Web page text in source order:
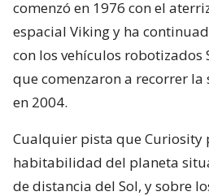
comenzó en 1976 con el
espacial Viking y ha
con los vehículos
que comenzaron a recorrer
en 2004.
Cualquier pista que Curiosity
habitabilidad del planeta
de distancia del Sol, y sobre